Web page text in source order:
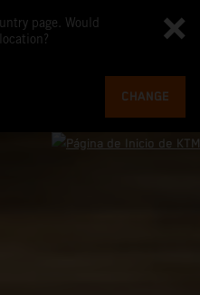
page. Would
CHANGE